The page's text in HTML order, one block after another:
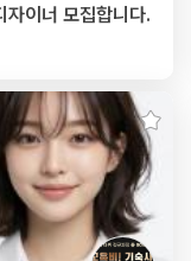
자이너 모집합니다.